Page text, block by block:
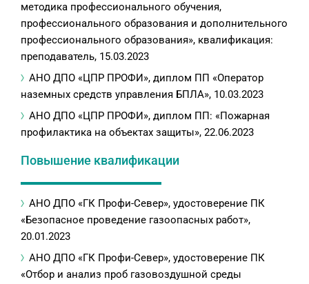
методика профессионального обучения,
профессионального образования и дополнительного
профессионального образования», квалификация:
преподаватель, 15.03.2023
АНО ДПО «ЦПР ПРОФИ», диплом ПП «Оператор
наземных средств управления БПЛА», 10.03.2023
АНО ДПО «ЦПР ПРОФИ», диплом ПП: «Пожарная
профилактика на объектах защиты», 22.06.2023
Повышение квалификации
АНО ДПО «ГК Профи-Север», удостоверение ПК
«Безопасное проведение газоопасных работ»,
20.01.2023
АНО ДПО «ГК Профи-Север», удостоверение ПК
«Отбор и анализ проб газовоздушной среды